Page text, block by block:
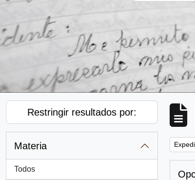
Restringir resultados por:
Materia
Todos